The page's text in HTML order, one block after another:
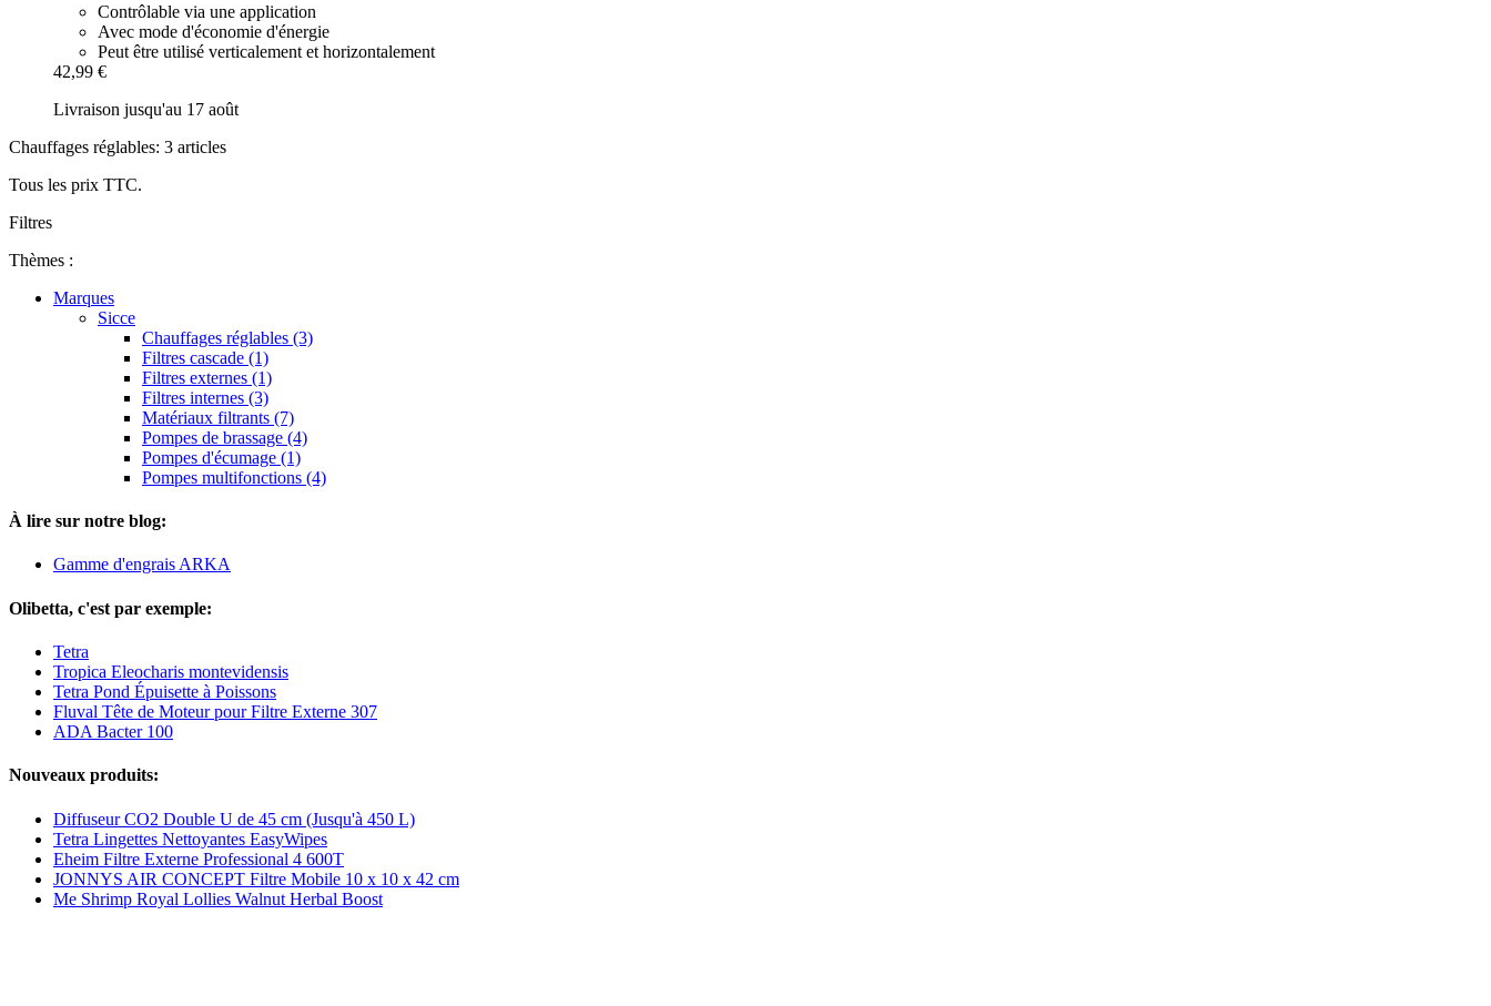
Contrôlable via une application
Avec mode d'économie d'énergie
Peut être utilisé verticalement et horizontalement
42,99 €
Livraison jusqu'au 17 août
Chauffages réglables: 3 articles
Tous les prix TTC.
Filtres
Thèmes :
Marques
Sicce
Chauffages réglables (3)
Filtres cascade (1)
Filtres externes (1)
Filtres internes (3)
Matériaux filtrants (7)
Pompes de brassage (4)
Pompes d'écumage (1)
Pompes multifonctions (4)
À lire sur notre blog:
Gamme d'engrais ARKA
Olibetta, c'est par exemple:
Tetra
Tropica Eleocharis montevidensis
Tetra Pond Épuisette à Poissons
Fluval Tête de Moteur pour Filtre Externe 307
ADA Bacter 100
Nouveaux produits:
Diffuseur CO2 Double U de 45 cm (Jusqu'à 450 L)
Tetra Lingettes Nettoyantes EasyWipes
Eheim Filtre Externe Professional 4 600T
JONNYS AIR CONCEPT Filtre Mobile 10 x 10 x 42 cm
Me Shrimp Royal Lollies Walnut Herbal Boost